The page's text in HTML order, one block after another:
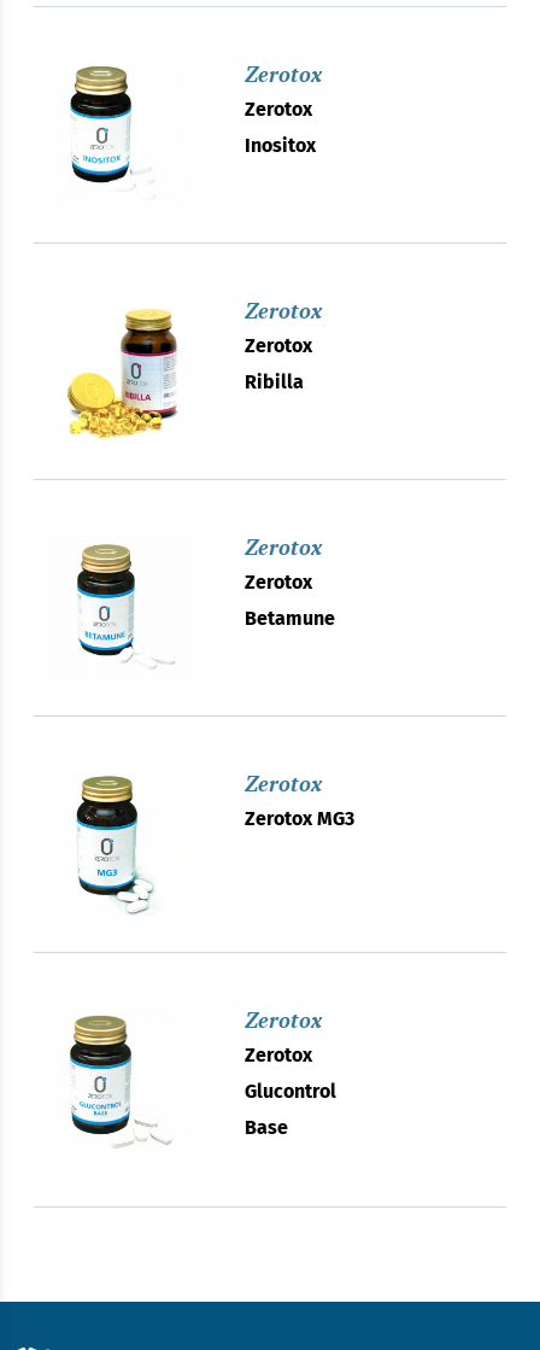
Zerotox
Zerotox
Inositox
Zerotox
Zerotox
Ribilla
Zerotox
Zerotox
Betamune
Zerotox
Zerotox MG3
Zerotox
Zerotox
Glucontrol
Base